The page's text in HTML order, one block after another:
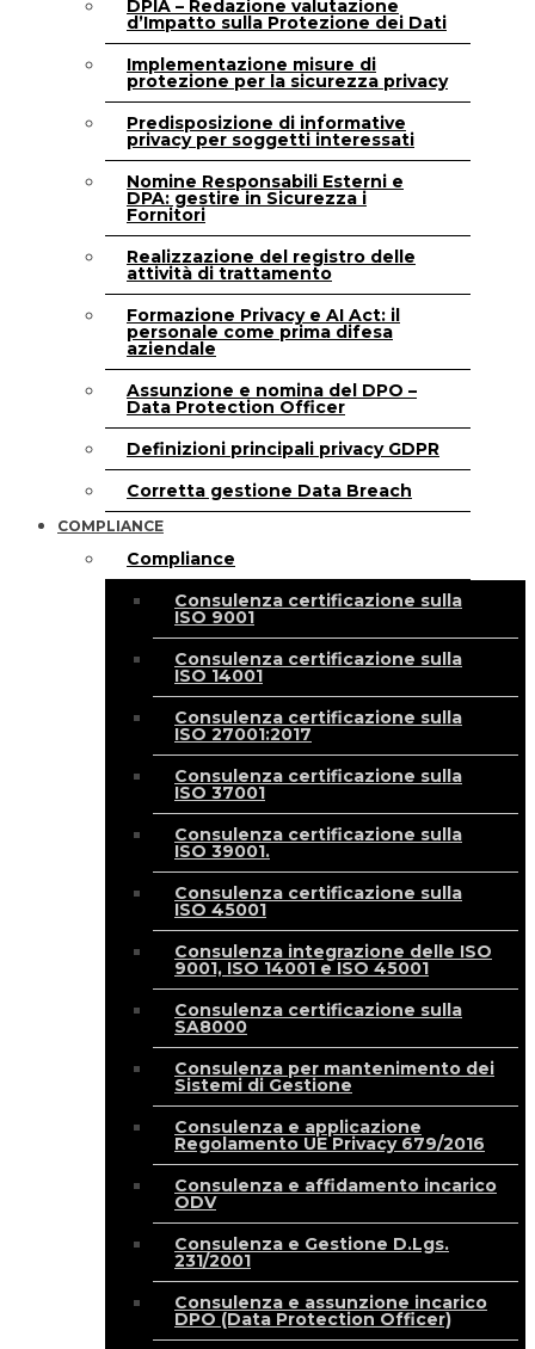
DPIA – Redazione valutazione
d’Impatto sulla Protezione dei Dati
Implementazione misure di
protezione per la sicurezza privacy
Predisposizione di informative
privacy per soggetti interessati
Nomine Responsabili Esterni e
DPA: gestire in Sicurezza i
Fornitori
Realizzazione del registro delle
attività di trattamento
Formazione Privacy e AI Act: il
personale come prima difesa
aziendale
Assunzione e nomina del DPO –
Data Protection Officer
Definizioni principali privacy GDPR
Corretta gestione Data Breach
COMPLIANCE
Compliance
Consulenza certificazione sulla
ISO 9001
Consulenza certificazione sulla
ISO 14001
Consulenza certificazione sulla
ISO 27001:2017
Consulenza certificazione sulla
ISO 37001
Consulenza certificazione sulla
ISO 39001.
Consulenza certificazione sulla
ISO 45001
Consulenza integrazione delle ISO
9001, ISO 14001 e ISO 45001
Consulenza certificazione sulla
SA8000
Consulenza per mantenimento dei
Sistemi di Gestione
Consulenza e applicazione
Regolamento UE Privacy 679/2016
Consulenza e affidamento incarico
ODV
Consulenza e Gestione D.Lgs.
231/2001
Consulenza e assunzione incarico
DPO (Data Protection Officer)